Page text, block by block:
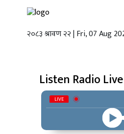
२०८३ श्रावण २२ | Fri, 07 Aug
Listen Radio Live
LIVE